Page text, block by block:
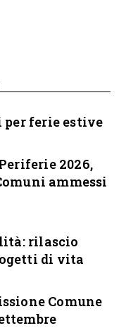
per ferie estive
2026,
ammessi
rilascio
di vita
Comune